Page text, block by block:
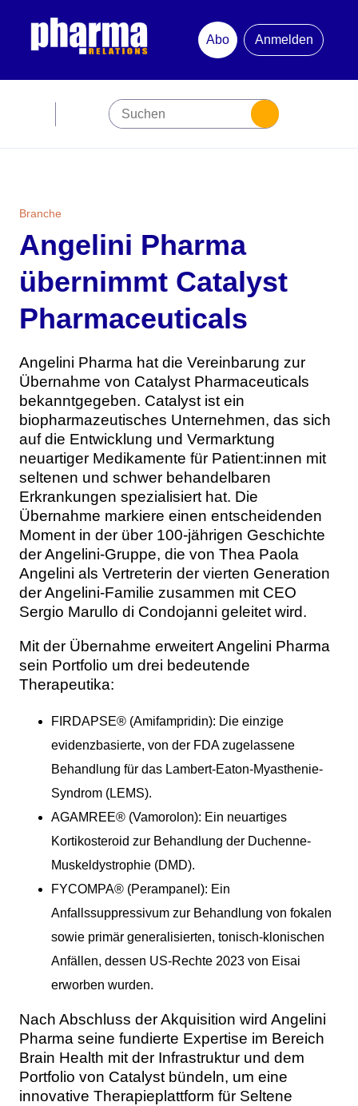
Abo
Anmelden
Jubiläum
Newsletter
Mediadaten
Themen
Marketing
Branche
Studien
Digital Health
Personen
Magazin
Aktuelle Ausgabe
Ausgabenarchiv
Abonnement
Über uns
Kontakt
Team
Werben
Branche
Angelini Pharma
übernimmt Catalyst
Pharmaceuticals
Angelini Pharma hat die Vereinbarung zur
Übernahme von Catalyst Pharmaceuticals
bekanntgegeben. Catalyst ist ein
biopharmazeutisches Unternehmen, das sich
auf die Entwicklung und Vermarktung
neuartiger Medikamente für Patient:innen mit
seltenen und schwer behandelbaren
Erkrankungen spezialisiert hat. Die
Übernahme markiere einen entscheidenden
Moment in der über 100-jährigen Geschichte
der Angelini-Gruppe, die von Thea Paola
Angelini als Vertreterin der vierten Generation
der Angelini-Familie zusammen mit CEO
Sergio Marullo di Condojanni geleitet wird.
Mit der Übernahme erweitert Angelini Pharma
sein Portfolio um drei bedeutende
Therapeutika:
FIRDAPSE® (Amifampridin): Die einzige
evidenzbasierte, von der FDA zugelassene
Behandlung für das Lambert-Eaton-Myasthenie-
Syndrom (LEMS).
AGAMREE® (Vamorolon): Ein neuartiges
Kortikosteroid zur Behandlung der Duchenne-
Muskeldystrophie (DMD).
FYCOMPA® (Perampanel): Ein
Anfallssuppressivum zur Behandlung von fokalen
sowie primär generalisierten, tonisch-klonischen
Anfällen, dessen US-Rechte 2023 von Eisai
erworben wurden.
Nach Abschluss der Akquisition wird Angelini
Pharma seine fundierte Expertise im Bereich
Brain Health mit der Infrastruktur und dem
Portfolio von Catalyst bündeln, um eine
innovative Therapieplattform für Seltene